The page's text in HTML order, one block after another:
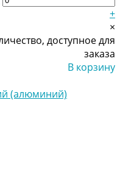
+
×
доступное для
заказа
В корзину
(алюминий)